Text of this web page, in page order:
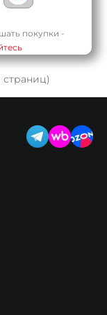
покупки -
страниц)